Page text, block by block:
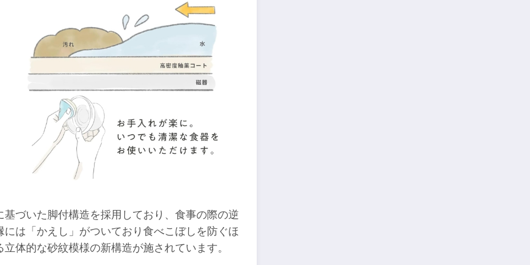
づいた脚付構造を採用しており、食事の際の逆
は「かえし」がついており食べこぼしを防ぐほ
体的な砂紋模様の新構造が施されています。